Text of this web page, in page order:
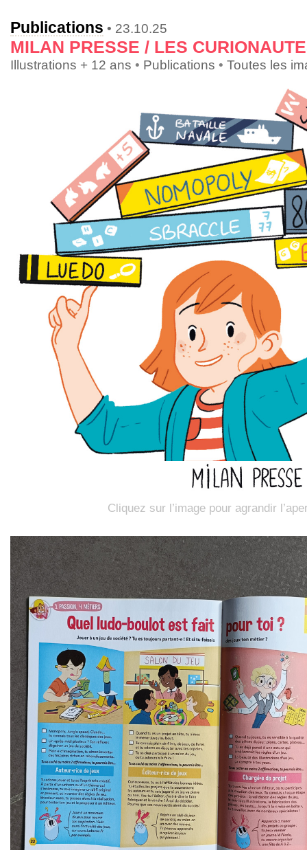
Publications • 23.10.25
MILAN PRESSE / LES
Illustrations + 12 ans • Publications • Toutes les
Cliquez sur l’image pour agrandir